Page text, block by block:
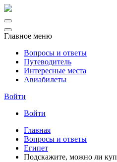
Главное меню
Вопросы и ответы
Путеводитель
Интересные места
Авиабилеты
Войти
Войти
Главная
Вопросы и ответы
Египет
Подскажите, можно ли